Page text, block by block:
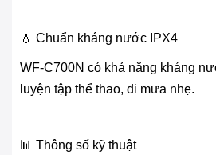
💧 Chuẩn kháng nước IPX4
WF-C700N có khả năng kháng
luyện tập thể thao, đi mưa nhẹ.
📊 Thông số kỹ thuật